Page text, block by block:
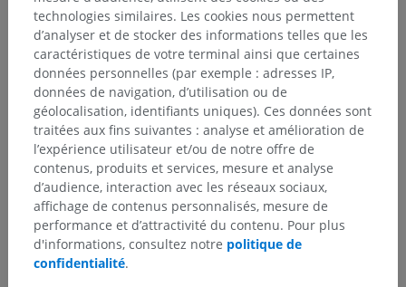
technologies similaires. Les cookies nous permettent
d’analyser et de stocker des informations telles que les
caractéristiques de votre terminal ainsi que certaines
données personnelles (par exemple : adresses IP,
données de navigation, d’utilisation ou de
géolocalisation, identifiants uniques). Ces données sont
traitées aux fins suivantes : analyse et amélioration de
l’expérience utilisateur et/ou de notre offre de
contenus, produits et services, mesure et analyse
d’audience, interaction avec les réseaux sociaux,
affichage de contenus personnalisés, mesure de
performance et d’attractivité du contenu. Pour plus
d'informations, consultez notre politique de
confidentialité.